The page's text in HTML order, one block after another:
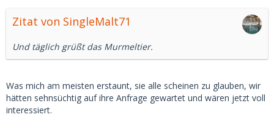
Zitat von SingleMalt71
Und täglich grüßt das Murmeltier.
Was mich am meisten erstaunt, sie alle scheinen zu glauben, wir
hätten sehnsüchtig auf ihre Anfrage gewartet und wären jetzt voll
interessiert.